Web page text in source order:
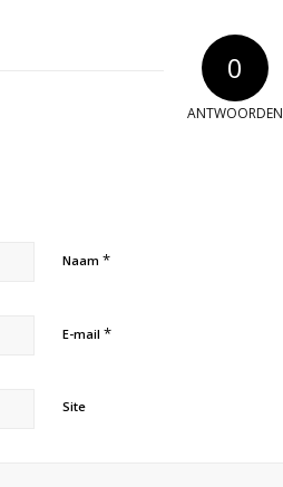
0
ANTWOORDEN
Naam *
E-mail *
Site